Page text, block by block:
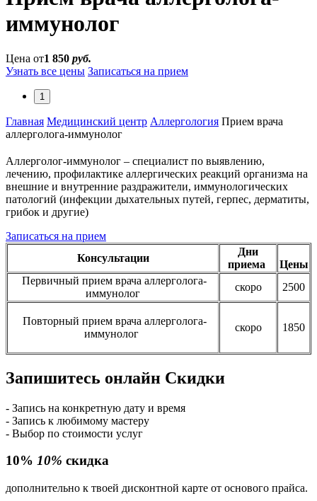
иммунолог
Цена от1 850 руб.
Узнать все цены Записаться на прием
1
Главная Медицинский центр Аллергология Прием врача
аллерголога-иммунолог
Аллерголог-иммунолог – специалист по выявлению,
лечению, профилактике аллергических реакций организма на
внешние и внутренние раздражители, иммунологических
патологий (инфекции дыхательных путей, герпес, дерматиты,
грибок и другие)
Записаться на прием
Консультации
Дни
приема
Цены
Первичный прием врача аллерголога-
иммунолог
скоро 2500
Повторный прием врача аллерголога-
иммунолог
скоро 1850
Запишитесь онлайн Скидки
- Запись на конкретную дату и время
- Запись к любимому мастеру
- Выбор по стоимости услуг
10% 10% скидка
дополнительно к твоей дисконтной карте от основого прайса.